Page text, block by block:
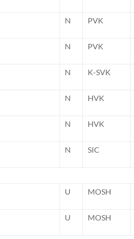
N PVK
N PVK
N K-SVK
N HVK
N HVK
N SIC
U MOSH
U MOSH